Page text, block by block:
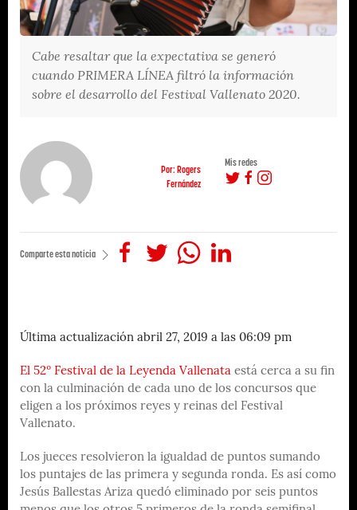
Cabe resaltar que la expectativa se generó
cuando PRIMERA LÍNEA filtró la información
sobre el desarrollo del Festival Vallenato 2020.
Por: Rogers
Fernández
Mis redes
Comparte esta noticia
Última actualización abril 27, 2019 a las 06:09 pm
El 52º Festival de la Leyenda Vallenata está cerca a su fin
con la culminación de cada uno de los concursos que
eligen a los próximos reyes y reinas del Festival
Vallenato.
Los jueces resolvieron la igualdad de puntos sumando
los puntajes de las primera y segunda ronda. Es así como
Jesús Ballestas Ariza quedó eliminado por seis puntos